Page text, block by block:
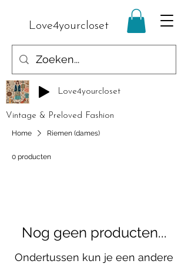
Love4yourcloset
Vintage & Preloved Fashion
Love4yourcloset
Home Riemen (dames)
0 producten
Nog geen producten...
Ondertussen kun je een andere